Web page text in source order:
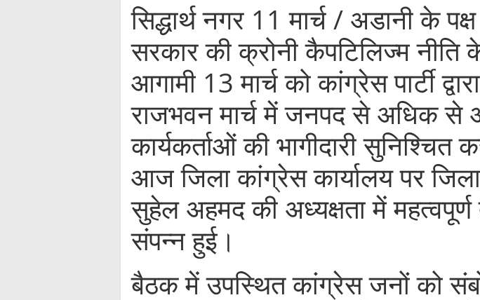
सिद्धार्थ नगर 11 मार्च / अडानी के
सरकार की क्रोनी कैपटिलिज्म नीति
आगामी 13 मार्च को कांग्रेस पार्टी
राजभवन मार्च में जनपद से अधिक से
कार्यकर्ताओं की भागीदारी सुनिश्चित
आज जिला कांग्रेस कार्यालय पर
सुहेल अहमद की अध्यक्षता में
संपन्न हुई।
बैठक में उपस्थित कांग्रेस जनों को